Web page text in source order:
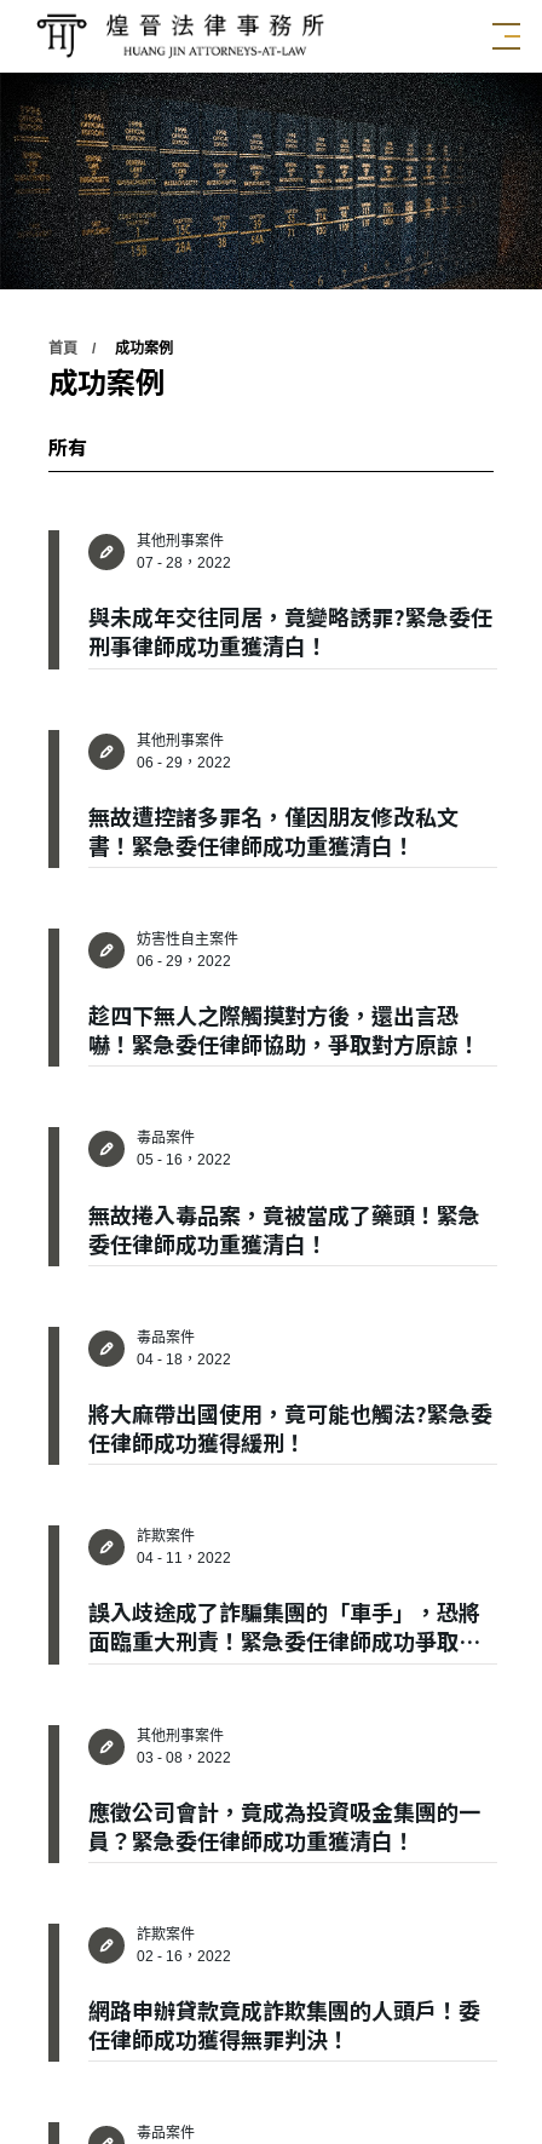
會員登入
忘記密碼？
首頁 成功案例
成功案例
其他刑事案件
07 - 28，2022
與未成年交往同居，竟變略誘罪?緊急委任
刑事律師成功重獲清白！
其他刑事案件
06 - 29，2022
無故遭控諸多罪名，僅因朋友修改私文
書！緊急委任律師成功重獲清白！
妨害性自主案件
06 - 29，2022
趁四下無人之際觸摸對方後，還出言恐
嚇！緊急委任律師協助，爭取對方原諒！
毒品案件
05 - 16，2022
無故捲入毒品案，竟被當成了藥頭！緊急
委任律師成功重獲清白！
毒品案件
04 - 18，2022
將大麻帶出國使用，竟可能也觸法?緊急委
任律師成功獲得緩刑！
詐欺案件
04 - 11，2022
誤入歧途成了詐騙集團的「車手」，恐將
面臨重大刑責！緊急委任律師成功爭取緩
刑！
其他刑事案件
03 - 08，2022
應徵公司會計，竟成為投資吸金集團的一
員？緊急委任律師成功重獲清白！
詐欺案件
02 - 16，2022
網路申辦貸款竟成詐欺集團的人頭戶！委
任律師成功獲得無罪判決！
毒品案件